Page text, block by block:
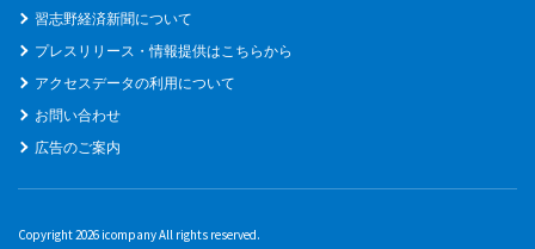
習志野経済新聞について
プレスリリース・情報提供はこちらから
アクセスデータの利用について
お問い合わせ
広告のご案内
Copyright 2026 icompany All rights reserved.